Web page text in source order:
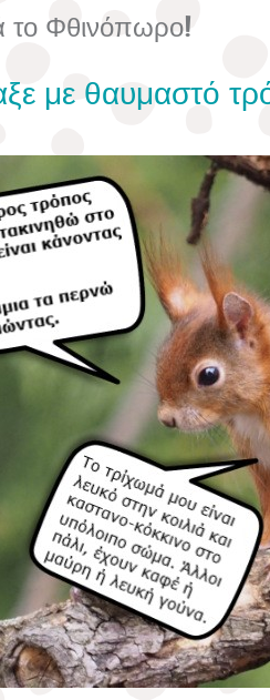
το Φθινόπωρο!
με θαυμαστό